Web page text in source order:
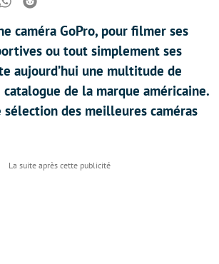
Whatsapp
Reddit
caméra GoPro, pour filmer ses
ou tout simplement ses
aujourd’hui une multitude de
de la marque américaine.
sélection des meilleures caméras